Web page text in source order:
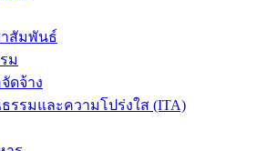
สัมพันธ์
ม
ดจ้าง
รรมและความโปร่งใส (ITA)